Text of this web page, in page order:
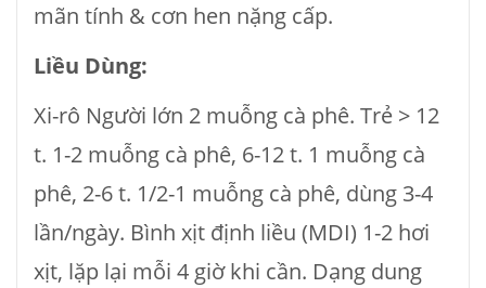
mãn tính & cơn hen nặng cấp.
Liều Dùng:
Xi-rô Người lớn 2 muỗng cà phê. Trẻ > 12
t. 1-2 muỗng cà phê, 6-12 t. 1 muỗng cà
phê, 2-6 t. 1/2-1 muỗng cà phê, dùng 3-4
lần/ngày. Bình xịt định liều (MDI) 1-2 hơi
xịt, lặp lại mỗi 4 giờ khi cần. Dạng dung